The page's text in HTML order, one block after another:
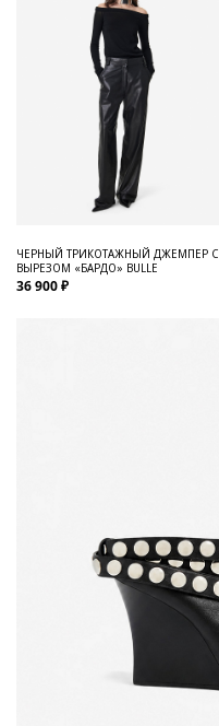
ЧЕРНЫЙ ТРИКОТАЖНЫЙ ДЖЕМПЕР С
ВЫРЕЗОМ «БАРДО» BULLE
36 900 ₽